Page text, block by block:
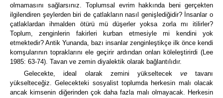
olmamasını sağlarsınız. Toplumsal evrim hakkında beni gerçekten
ilgilendiren şeylerden biri de çatlakların nasıl genişlediğidir? İnsanlar o
çatlaklardan ihmalden ötürü mü düşerler yoksa zorla mı itilirler?
Toplum, zenginlerin fakirleri kurban etmesiyle mi kendini yok
etmektedir? Antik Yunanda, bazı insanlar zenginleştikçe ilk önce kendi
komşularının topraklarını ele geçirir ardından onları köleleştirirdi (Lee
1985: 63-74). Tavan ve zemin diyalektik olarak bağlantılıdır.
Gelecekte, ideal olarak zemini yükseltecek vetavanı
yükselteceğiz. Gelecekteki sosyalist toplumda herkesin malı olacak
ancak kimsenin diğerinden çok daha fazla malı olmayacak. Herkesin